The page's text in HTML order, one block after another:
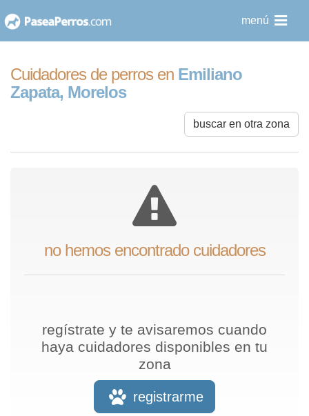
al
menú
Cuidadores de perros en Emiliano
Zapata, Morelos
buscar en otra zona
no hemos encontrado cuidadores
regístrate y te avisaremos cuando
haya cuidadores disponibles en tu
zona
registrarme
OpenStreetMap
CC-BY-SA